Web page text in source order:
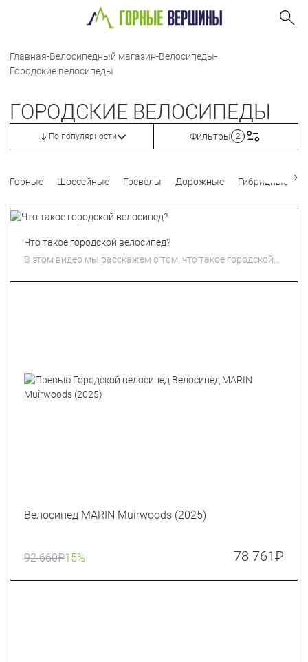
Главная-Велосипедный магазин-Велосипеды-
Городские велосипеды
ГОРОДСКИЕ ВЕЛОСИПЕДЫ
По популярности Фильтры 2
Горные Шоссейные Гревелы Дорожные Гибридные
Что такое городской велосипед?
В этом видео мы расскажем о том, что такое городской
Велосипед MARIN Muirwoods (2025)
92 660₽15% 78 761₽